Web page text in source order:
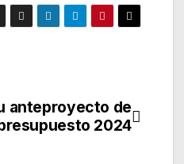
anteproyecto de
2024